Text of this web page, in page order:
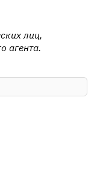
лиц,
агента.